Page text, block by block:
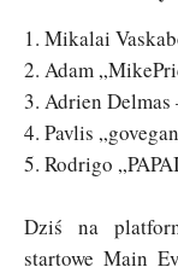
1. Mikalai
2. Adam
3. Adrien Delmas
4. Pavlis
5. Rodrigo
Dziś na
startowe Main